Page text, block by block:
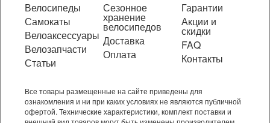
Велосипеды
Самокаты
Велоаксессуары
Велозапчасти
Статьи
Сезонное
хранение
велосипедов
Доставка
Оплата
Гарантии
Акции и
скидки
FAQ
Контакты
Все товары размещенные на сайте приведены для
ознакомления и ни при каких условиях не являются публичной
офертой. Технические характеристики, комплект поставки и